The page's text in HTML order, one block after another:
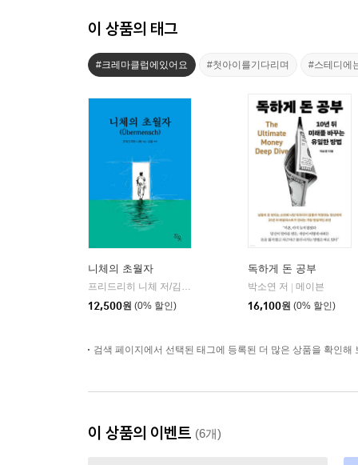
이 상품의 태그
#크레마클럽에있어요 #첫아이를기다리며 #스테디에
니체의 초월자
프리드리히 니체 저/김철 편역
12,500원 (0% 할인)
독하게 돈 공부
박소연 저
메이븐
16,100원 (0% 할인)
검색 페이지에서 선택된 태그에 등록된 더 많은 상품을 확인해
이 상품의 이벤트 (6개)